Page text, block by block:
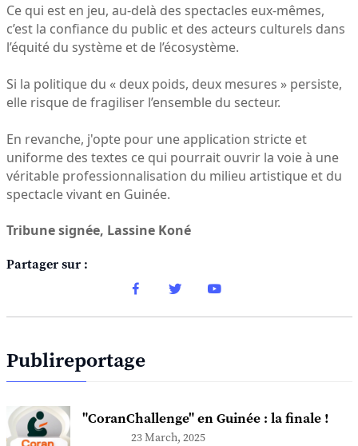
Ce qui est en jeu, au-delà des spectacles eux-mêmes,
c’est la confiance du public et des acteurs culturels dans
l’équité du système et de l’écosystème.
Si la politique du « deux poids, deux mesures » persiste,
elle risque de fragiliser l’ensemble du secteur.
En revanche, j'opte pour une application stricte et
uniforme des textes ce qui pourrait ouvrir la voie à une
véritable professionnalisation du milieu artistique et du
spectacle vivant en Guinée.
Tribune signée, Lassine Koné
Partager sur :
Publireportage
"CoranChallenge" en Guinée : la finale !
23 March, 2025